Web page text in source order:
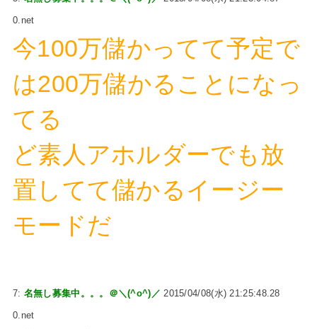
0.net
今100万儲かってて予定で
は200万儲かることになっ
てる
ど素人アホルダーでも放
置してて儲かるイージー
モードだ
7: 名無し募集中。。。＠＼(^o^)／ 2015/04/08(水) 21:25:48.28
0.net